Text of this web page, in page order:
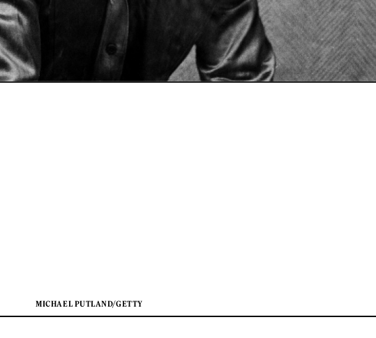
MICHAEL PUTLAND/GETTY